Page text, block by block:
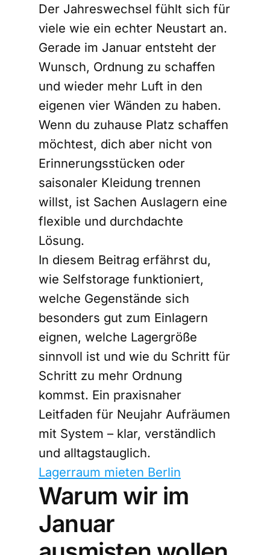
Der Jahreswechsel fühlt sich für
viele wie ein echter Neustart an.
Gerade im Januar entsteht der
Wunsch, Ordnung zu schaffen
und wieder mehr Luft in den
eigenen vier Wänden zu haben.
Wenn du zuhause Platz schaffen
möchtest, dich aber nicht von
Erinnerungsstücken oder
saisonaler Kleidung trennen
willst, ist Sachen Auslagern eine
flexible und durchdachte
Lösung.
In diesem Beitrag erfährst du,
wie Selfstorage funktioniert,
welche Gegenstände sich
besonders gut zum Einlagern
eignen, welche Lagergröße
sinnvoll ist und wie du Schritt für
Schritt zu mehr Ordnung
kommst. Ein praxisnaher
Leitfaden für Neujahr Aufräumen
mit System – klar, verständlich
und alltagstauglich.
Lagerraum mieten Berlin
Warum wir im
Januar